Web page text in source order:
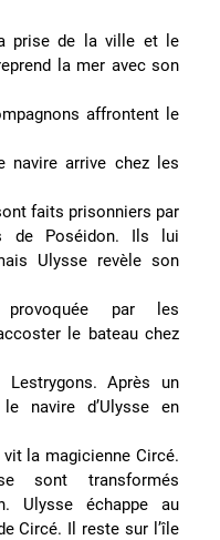
prise de la ville et le
la mer avec son
affrontent le
navire arrive chez les
faits prisonniers par
de Poséidon. Ils lui
Ulysse revèle son
provoquée par les
le bateau chez
Après un
navire d’Ulysse en
vit la magicienne Circé.
sont transformés
Ulysse échappe au
Circé. Il reste sur l’île